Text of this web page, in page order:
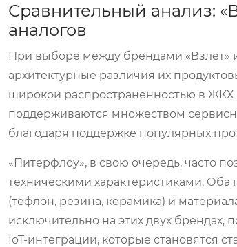
Сравнительный анализ:
аналогов
При выборе между брендами «Взлет»
архитектурные различия их
широкой распространенностью в
поддерживаются множеством
благодаря поддержке популярных
«Питерфлоу», в свою очередь, часто
техническими характеристиками.
(тефлон, резина, керамика) и
исключительно на этих двух
IoT-интеграции, которые становятся